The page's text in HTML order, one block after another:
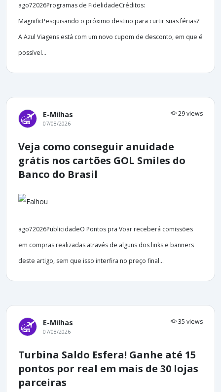
ago72026Programas de FidelidadeCréditos:
MagnificPesquisando o próximo destino para curtir suas férias?
A Azul Viagens está com um novo cupom de desconto, em que é
possível...
E-Milhas 29 views
07/08/2026
Veja como conseguir anuidade
grátis nos cartões GOL Smiles do
Banco do Brasil
ago72026PublicidadeO Pontos pra Voar receberá comissões
em compras realizadas através de alguns dos links e banners
deste artigo, sem que isso interfira no preço final...
E-Milhas 35 views
07/08/2026
Turbina Saldo Esfera! Ganhe até 15
pontos por real em mais de 30 lojas
parceiras